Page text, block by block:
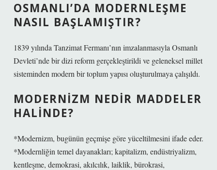
OSMANLI’DA MODERNLEŞME
NASIL BAŞLAMIŞTIR?
1839 yılında Tanzimat Fermanı’nın imzalanmasıyla Osmanlı
Devleti’nde bir dizi reform gerçekleştirildi ve geleneksel millet
sisteminden modern bir toplum yapısı oluşturulmaya çalışıldı.
MODERNIZM NEDIR MADDELER
HALINDE?
*Modernizm, bugünün geçmişe göre yüceltilmesini ifade eder.
*Modernliğin temel dayanakları; kapitalizm, endüstriyalizm,
kentleşme, demokrasi, akılcılık, laiklik, bürokrasi,